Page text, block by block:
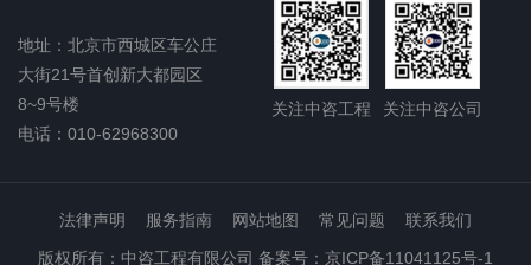
地址：北京市西城区车公庄
大街21号首创新大都园区
8~9号楼
电话：010-62968300
关注中咨工程 关注中咨公司
法律声明 服务指南 网站地图 常见问题
联系我们
版权所有：中咨工程有限公司 备案号：京ICP备11041125号-1